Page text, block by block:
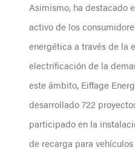
Asimismo, ha destacado
activo de los
energética a través de la
electrificación de la
este ámbito, Eiffage
desarrollado 722
participado en la
de recarga para